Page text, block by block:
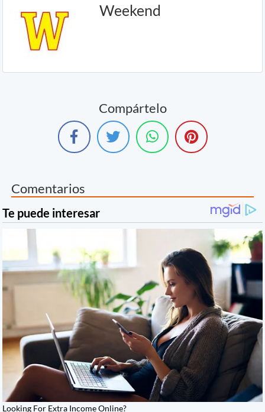
Weekend
Compártelo
Comentarios